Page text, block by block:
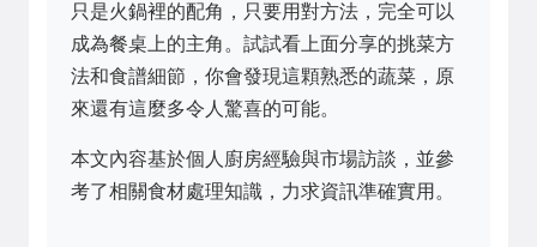
只是火鍋裡的配角，只要用對方法，完全可以
成為餐桌上的主角。試試看上面分享的挑菜方
法和食譜細節，你會發現這顆熟悉的蔬菜，原
來還有這麼多令人驚喜的可能。
本文內容基於個人廚房經驗與市場訪談，並參
考了相關食材處理知識，力求資訊準確實用。